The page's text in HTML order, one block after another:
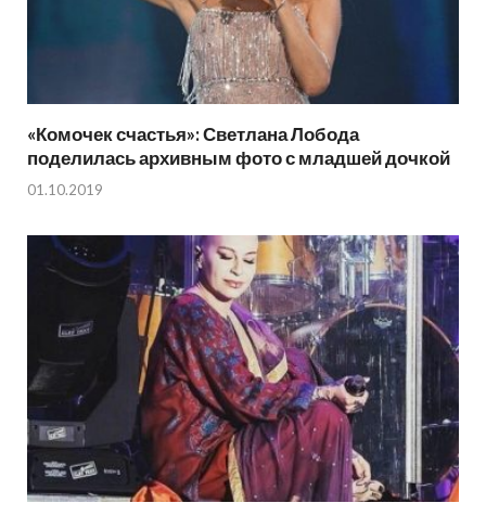
«Комочек счастья»: Светлана Лобода
поделилась архивным фото с младшей дочкой
01.10.2019